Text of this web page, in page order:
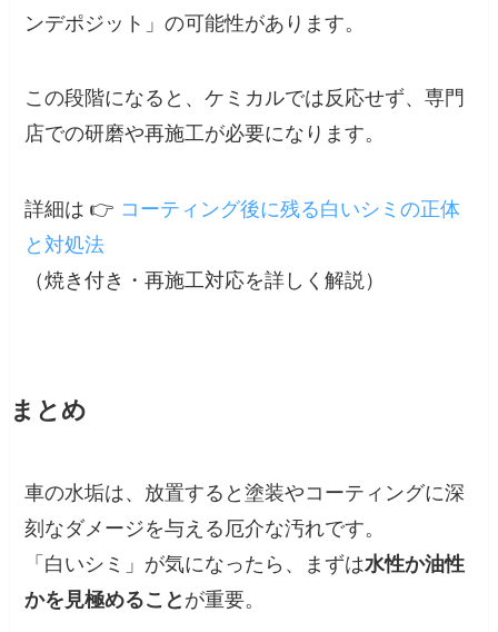
ンデポジット」の可能性があります。
この段階になると、ケミカルでは反応せず、専門
店での研磨や再施工が必要になります。
詳細は 👉 コーティング後に残る白いシミの正体
と対処法
（焼き付き・再施工対応を詳しく解説）
まとめ
車の水垢は、放置すると塗装やコーティングに深
刻なダメージを与える厄介な汚れです。
「白いシミ」が気になったら、まずは水性か油性
かを見極めること が重要。